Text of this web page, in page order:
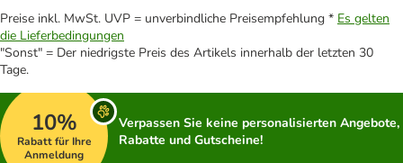
Preise inkl. MwSt. UVP = unverbindliche Preisempfehlung * Es gelten
die Lieferbedingungen
"Sonst" = Der niedrigste Preis des Artikels innerhalb der letzten 30
Tage.
10%
Rabatt für Ihre
Anmeldung
Verpassen Sie keine personalisierten Angebote,
Rabatte und Gutscheine!